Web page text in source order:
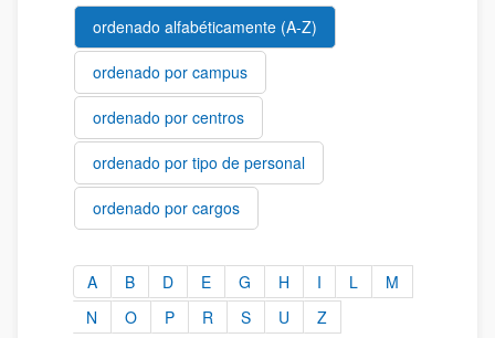
ordenado alfabéticamente (A-Z)
ordenado por campus
ordenado por centros
ordenado por tipo de personal
ordenado por cargos
ordenado alfabéticamente (A-Z)
A B D E G H I L
M
N
O P R S U Z